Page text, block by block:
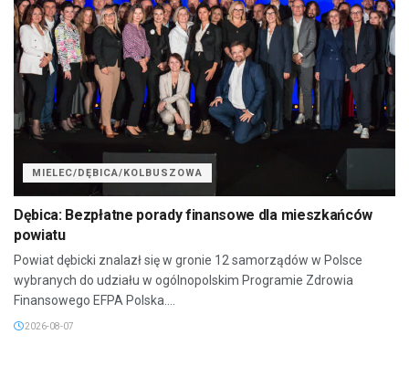
MIELEC/DĘBICA/KOLBUSZOWA
Dębica: Bezpłatne porady finansowe dla mieszkańców
powiatu
Powiat dębicki znalazł się w gronie 12 samorządów w Polsce
wybranych do udziału w ogólnopolskim Programie Zdrowia
Finansowego EFPA Polska....
2026-08-07